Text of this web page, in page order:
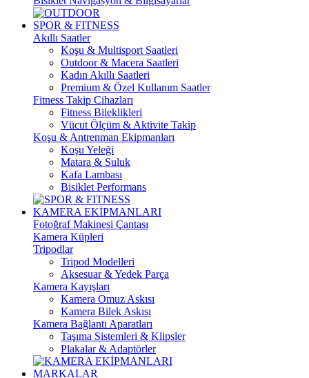
SPOR & FITNESS
Akıllı Saatler
Koşu & Multisport Saatleri
Outdoor & Macera Saatleri
Kadın Akıllı Saatleri
Premium & Özel Kullanım Saatler
Fitness Takip Cihazları
Fitness Bileklikleri
Vücut Ölçüm & Aktivite Takip
Koşu & Antrenman Ekipmanları
Koşu Yeleği
Matara & Suluk
Kafa Lambası
Bisiklet Performans
KAMERA EKİPMANLARI
Fotoğraf Makinesi Çantası
Kamera Küpleri
Tripodlar
Tripod Modelleri
Aksesuar & Yedek Parça
Kamera Kayışları
Kamera Omuz Askısı
Kamera Bilek Askısı
Kamera Bağlantı Aparatları
Taşıma Sistemleri & Klipsler
Plakalar & Adaptörler
MARKALAR